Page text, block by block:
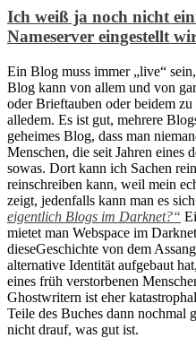
Ich weiß ja noch nicht
Nameserver eingestellt
Ein Blog muss immer „live“
Blog kann von allem und von
oder Brieftauben oder beidem
alledem. Es ist gut, mehrere
geheimes Blog, dass man
Menschen, die seit Jahren eines
sowas. Dort kann ich Sachen
reinschreiben kann, weil mein
zeigt, jedenfalls kann man es
eigentlich Blogs im Darknet?“
mietet man Webspace im
dieseGeschichte von dem
alternative Identität aufgebaut
eines früh verstorbenen
Ghostwritern ist eher
Teile des Buches dann nochmal
nicht drauf, was gut ist.